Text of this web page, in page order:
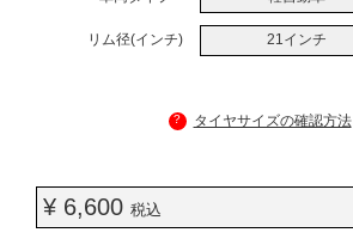
リム径(インチ) 21インチ
? タイヤサイズの確認方法
¥ 6,600 税込